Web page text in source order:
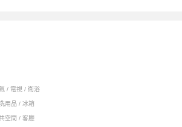
/ 電視 / 衛浴
用品 / 冰箱
空間 / 客廳